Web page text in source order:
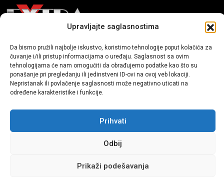
Upravljajte saglasnostima
Da bismo pružili najbolje iskustvo, koristimo tehnologije poput kolačića za
čuvanje i/ili pristup informacijama o uređaju. Saglasnost sa ovim
tehnologijama će nam omogućiti da obrađujemo podatke kao što su
ponašanje pri pregledanju ili jedinstveni ID-ovi na ovoj veb lokaciji.
Nepristanak ili povlačenje saglasnosti može negativno uticati na
određene karakteristike i funkcije.
Prihvati
Odbij
Prikaži podešavanja
Mi smo moderni portal zabavnog karaktera koji donosi vijesti i
priče iz života, svijeta showbiza, lifestyle-a i popularne kulture.
Sva prava zadržana | extra.ba by profm.ba
Dev:www.senidh.com